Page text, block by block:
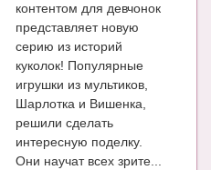
контентом для девчонок
представляет новую
серию из историй
куколок! Популярные
игрушки из мультиков,
Шарлотка и Вишенка,
решили сделать
интересную поделку.
Они научат всех зрите...